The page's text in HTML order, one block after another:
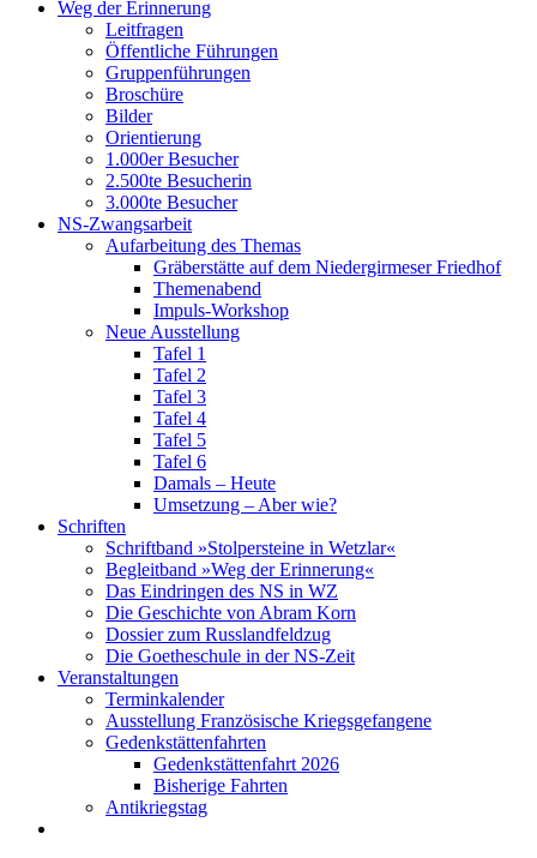
Weg der Erinnerung
Leitfragen
Öffentliche Führungen
Gruppenführungen
Broschüre
Bilder
Orientierung
1.000er Besucher
2.500te Besucherin
3.000te Besucher
NS-Zwangsarbeit
Aufarbeitung des Themas
Gräberstätte auf dem Niedergirmeser Friedhof
Themenabend
Impuls-Workshop
Neue Ausstellung
Tafel 1
Tafel 2
Tafel 3
Tafel 4
Tafel 5
Tafel 6
Damals – Heute
Umsetzung – Aber wie?
Schriften
Schriftband »Stolpersteine in Wetzlar«
Begleitband »Weg der Erinnerung«
Das Eindringen des NS in WZ
Die Geschichte von Abram Korn
Dossier zum Russlandfeldzug
Die Goetheschule in der NS-Zeit
Veranstaltungen
Terminkalender
Ausstellung Französische Kriegsgefangene
Gedenkstättenfahrten
Gedenkstättenfahrt 2026
Bisherige Fahrten
Antikriegstag